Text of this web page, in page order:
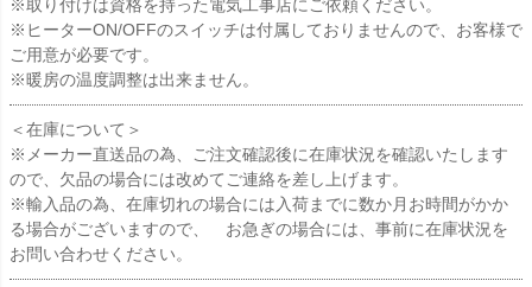
※取り付けは資格を持った電気工事店にご依頼ください。
※ヒーターON/OFFのスイッチは付属しておりませんので、お客様で
ご用意が必要です。
※暖房の温度調整は出来ません。
＜在庫について＞
※メーカー直送品の為、ご注文確認後に在庫状況を確認いたします
ので、欠品の場合には改めてご連絡を差し上げます。
※輸入品の為、在庫切れの場合には入荷までに数か月お時間がかか
る場合がございますので、 お急ぎの場合には、事前に在庫状況を
お問い合わせください。